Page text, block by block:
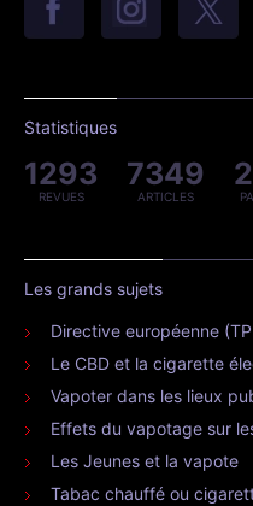
Statistiques
1293
REVUES
7349
ARTICLES
Les grands sujets
Directive européenne
Le CBD et la cigarette
Vapoter dans les lieux
Effets du vapotage sur
Les Jeunes et la vapote
Tabac chauffé ou